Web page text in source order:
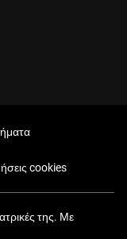
cookies
της. Με